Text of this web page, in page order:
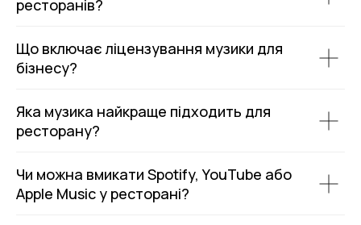
ресторанів?
Що включає ліцензування музики для
бізнесу?
Яка музика найкраще підходить для
ресторану?
Чи можна вмикати Spotify, YouTube або
Apple Music у ресторані?